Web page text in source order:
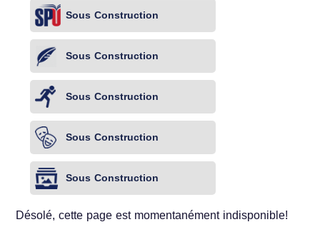
Sous Construction
Sous Construction
Sous Construction
Sous Construction
Sous Construction
Désolé, cette page est momentanément indisponible!